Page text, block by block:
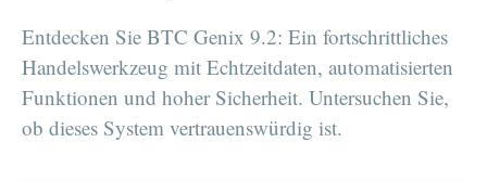
Entdecken Sie BTC Genix 9.2: Ein fortschrittliches
Handelswerkzeug mit Echtzeitdaten, automatisierten
Funktionen und hoher Sicherheit. Untersuchen Sie,
ob dieses System vertrauenswürdig ist.